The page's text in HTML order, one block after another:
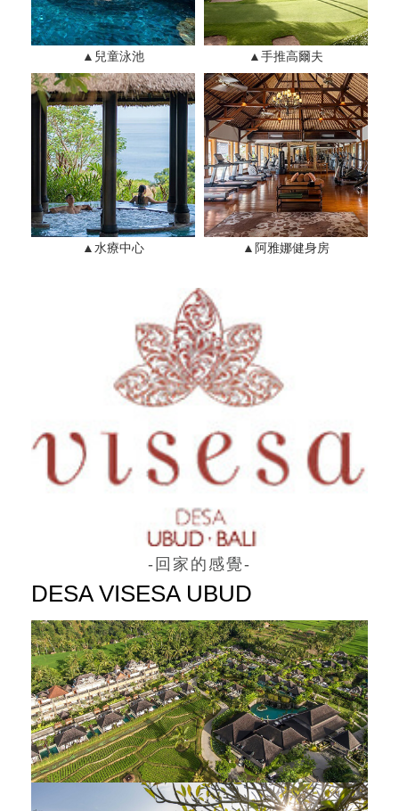
▲兒童泳池 ▲手推高爾夫
▲水療中心 ▲阿雅娜健身房
-回家的感覺-
DESA VISESA UBUD